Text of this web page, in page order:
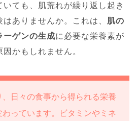
ても、肌荒れが繰り返し起き
ありませんか。これは、 肌の
ーゲンの生成に必要な栄養素が
かもしれません。
、日々の食事から得られる栄養
っています。ビタミンやミネ